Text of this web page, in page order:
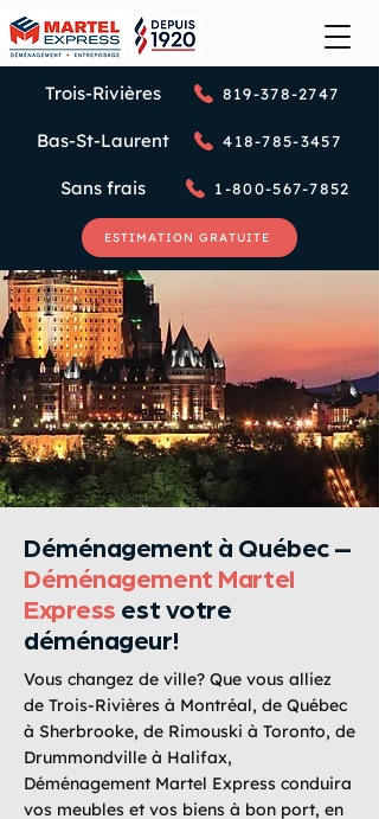
Trois-Rivières 819-378-2747
Bas-St-Laurent 418-785-3457
Sans frais 1-800-567-7852
ESTIMATION GRATUITE
Déménagement à Québec –
Déménagement Martel
Express est votre
déménageur!
Vous changez de ville? Que vous alliez
de Trois-Rivières à Montréal, de Québec
à Sherbrooke, de Rimouski à Toronto, de
Drummondville à Halifax,
Déménagement Martel Express conduira
vos meubles et vos biens à bon port, en